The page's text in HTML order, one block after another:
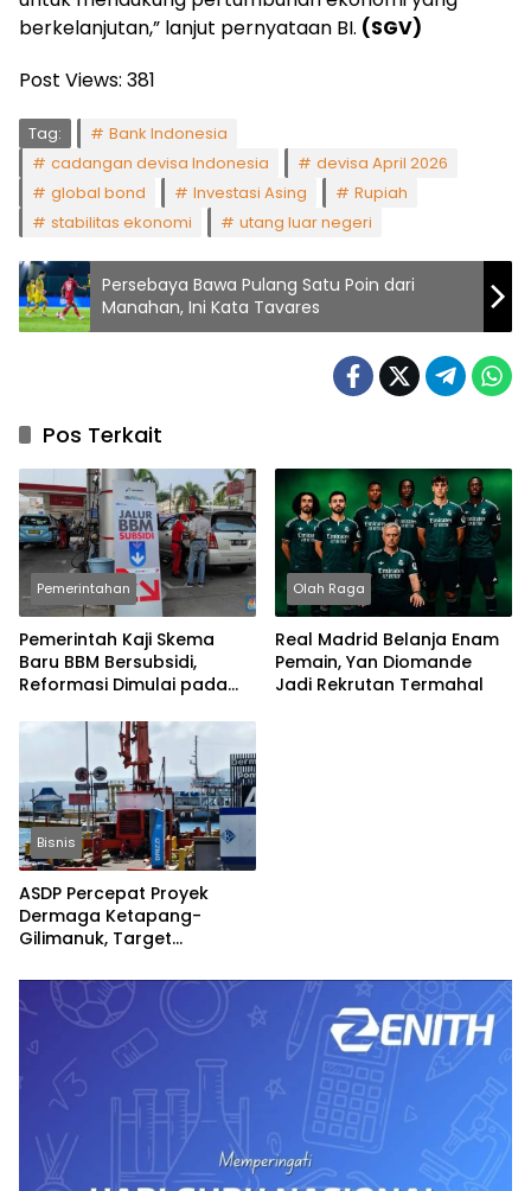
berkelanjutan,” lanjut pernyataan BI. (SGV)
Post Views: 381
Tag:
Bank Indonesia
cadangan devisa Indonesia
devisa April 2026
global bond
Investasi Asing
Rupiah
stabilitas ekonomi
utang luar negeri
Persebaya Bawa Pulang Satu Poin dari
Manahan, Ini Kata Tavares
Pos Terkait
Pemerintahan
Pemerintah Kaji Skema
Baru BBM Bersubsidi,
Reformasi Dimulai pada
Olah Raga
Real Madrid Belanja Enam
Pemain, Yan Diomande
Jadi Rekrutan Termahal
Bisnis
ASDP Percepat Proyek
Dermaga Ketapang-
Gilimanuk, Target
dan Lebaran